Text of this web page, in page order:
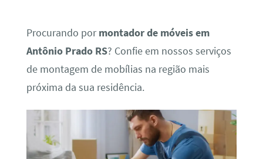
Procurando pormontador de móveis em
Antônio Prado RS? Confie em nossos serviços
de montagem de mobílias na região mais
próxima da sua residência.